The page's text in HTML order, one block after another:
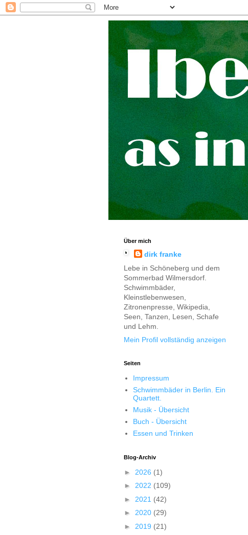
Über mich
dirk franke
Lebe in Schöneberg und dem
Sommerbad Wilmersdorf.
Schwimmbäder,
Kleinstlebenwesen,
Zitronenpresse, Wikipedia,
Seen, Tanzen, Lesen, Schafe
und Lehm.
Mein Profil vollständig anzeigen
Seiten
Impressum
Schwimmbäder in Berlin. Ein
Quartett.
Musik - Übersicht
Buch - Übersicht
Essen und Trinken
Blog-Archiv
► 2026 (1)
► 2022 (109)
► 2021 (42)
► 2020 (29)
► 2019 (21)